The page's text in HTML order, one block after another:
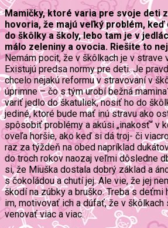
Mamičky, ktoré varia pre svoje deti
hovoria, že majú veľký problém, keď
do škôlky a školy, lebo tam je v
málo zeleniny a ovocia. Riešite to
Nemám pocit, že v škôlkach je v strave
Existujú predsa normy pre deti. Je
chcelo nejakú reformu v stravovaní v
úprimne – čo s tým urobí bežná
variť jedlo do škatuliek, nosiť ho do
jediné, ktoré bude mať inú stravu ako
spôsobiť problémy a akúsi „inakosť“ v
oveľa horšie, ako keď si dá troj- či
raz za týždeň na obed napríklad
do troch rokov naozaj veľmi dôsledne
si, že Miuška dostala dobrý základ a
s čokoládou a chutí jej. Ale vie, že jej
škodí na zúbky a bruško. Treba s
im, motivovať ich a dúfať, že v škôlkach
venovať viac a viac.